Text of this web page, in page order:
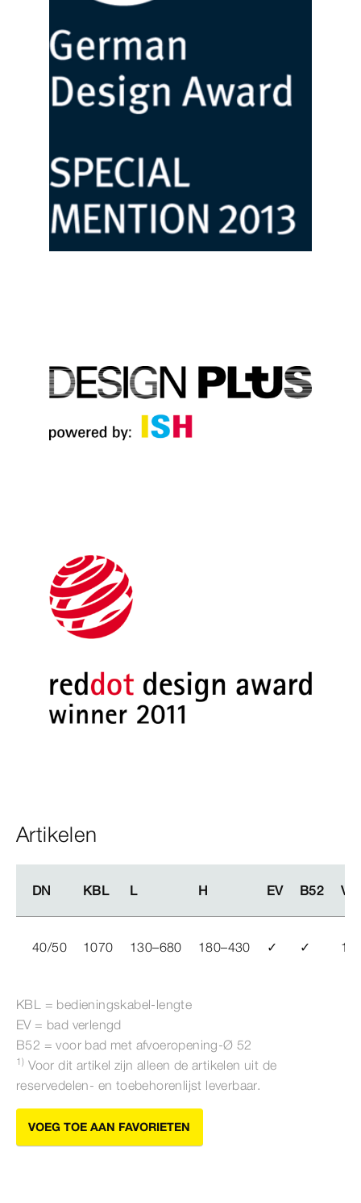
Artikelen
DN KBL L H EV B52 VE
DN KBL L H EV B52 VE
40/50 1070 130–680 180–430 ✓ ✓ 1
KBL = bedieningskabel-​lengte
EV = bad verlengd
B52 = voor bad met afvoeropening-Ø 52
1) Voor dit artikel zijn alleen de artikelen uit de
reservedelen- en toebehorenlijst leverbaar.
VOEG TOE AAN FAVORIETEN